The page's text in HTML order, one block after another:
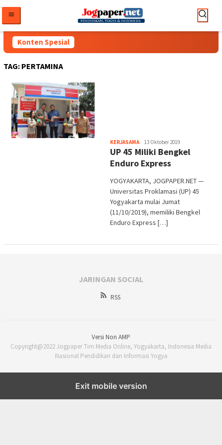
konten
Konten Spesial
TAG: PERTAMINA
KERJASAMAHeri
Purwata
13 Oktober 2019
UP 45 Miliki Bengkel
Enduro Express
YOGYAKARTA, JOGPAPER.NET —
Universitas Proklamasi (UP) 45
Yogyakarta mulai Jumat
(11/10/2019), memiliki Bengkel
Enduro Express […]
JARINGAN SOCIAL
RSS
Versi Non AMP
Copyright@2022 Jogpaper Tim Media Online, Yogyakarta, Indonesia Media
Nasional Pendidikan dan Informasi Yogya
Exit mobile version